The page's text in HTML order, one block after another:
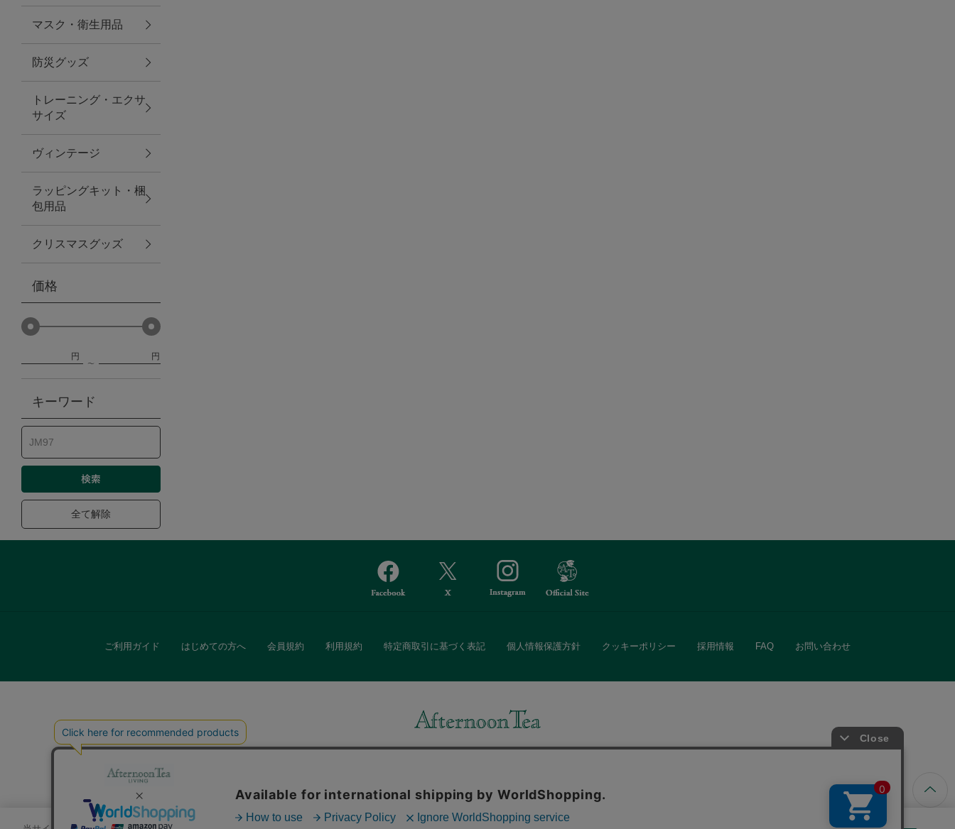
スマホケース・アクセサリー
ポーチ
ステーショナリー
その他
紅茶・フード
防災グッズ・非常食
トレーニング
ヴィンテージ
マスク・衛生用品
防災グッズ
トレーニング・エクサ
サイズ
ヴィンテージ
ラッピングキット・梱
包用品
クリスマスグッズ
価格
円 円
キーワード
全て解除
ご利用ガイド はじめての方へ 会員規約 利用規約 特定商取引に基づく表記 個人情報保護方針 クッキーポリシー 採用情報 FAQ お問い合わせ
また、ギフトセットなどギフトにぴったりの豊富な商品がラインナップ。
「ソーシャルギフト」サービスもご提供しています。